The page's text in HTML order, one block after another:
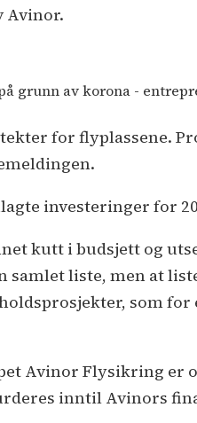
Avinor.
grunn av korona -
for flyplassene.
investeringer for
kutt i budsjett og
samlet liste, men at
som
Avinor Flysikring er
inntil Avinors